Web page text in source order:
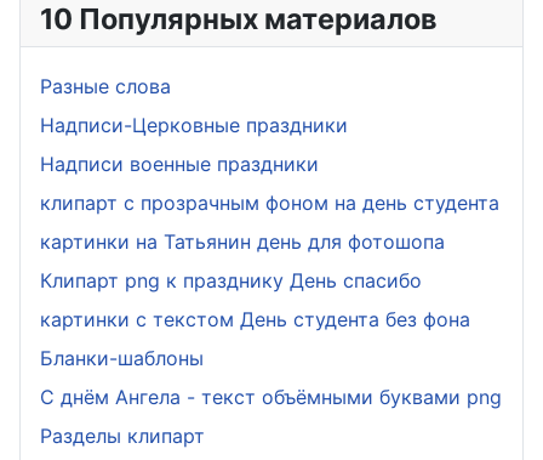
10 Популярных материалов
Разные слова
Надписи-Церковные праздники
Надписи военные праздники
клипарт с прозрачным фоном на день студента
картинки на Татьянин день для фотошопа
Клипарт png к празднику День спасибо
картинки с текстом День студента без фона
Бланки-шаблоны
С днём Ангела - текст объёмными буквами png
Разделы клипарт